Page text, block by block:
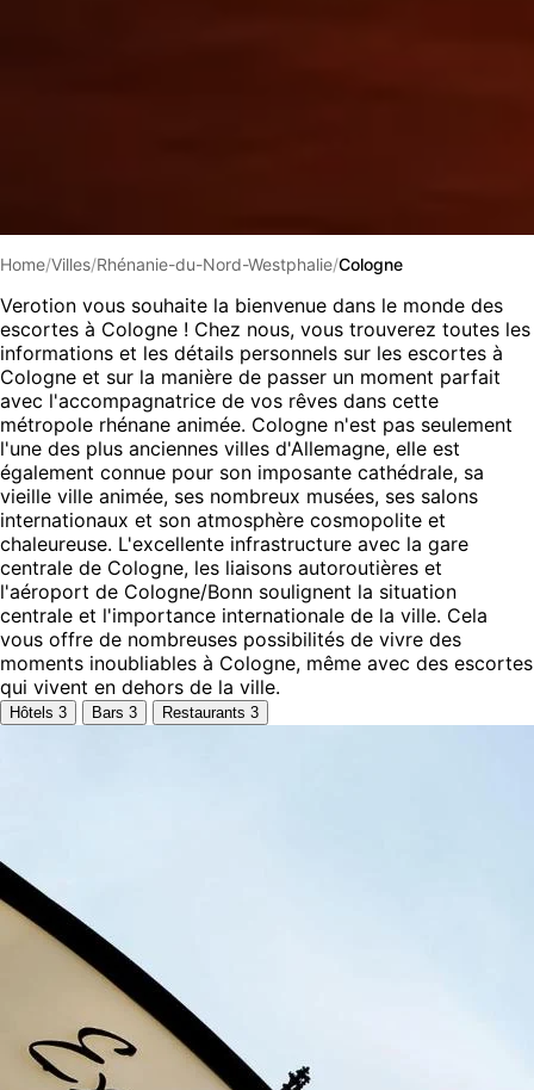
Home/Villes/Rhénanie-du-Nord-Westphalie/Cologne
Verotion vous souhaite la bienvenue dans le monde des
escortes à Cologne ! Chez nous, vous trouverez toutes les
informations et les détails personnels sur les escortes à
Cologne et sur la manière de passer un moment parfait
avec l'accompagnatrice de vos rêves dans cette
métropole rhénane animée. Cologne n'est pas seulement
l'une des plus anciennes villes d'Allemagne, elle est
également connue pour son imposante cathédrale, sa
vieille ville animée, ses nombreux musées, ses salons
internationaux et son atmosphère cosmopolite et
chaleureuse. L'excellente infrastructure avec la gare
centrale de Cologne, les liaisons autoroutières et
l'aéroport de Cologne/Bonn soulignent la situation
centrale et l'importance internationale de la ville. Cela
vous offre de nombreuses possibilités de vivre des
moments inoubliables à Cologne, même avec des escortes
qui vivent en dehors de la ville.
Hôtels 3 Bars 3 Restaurants 3